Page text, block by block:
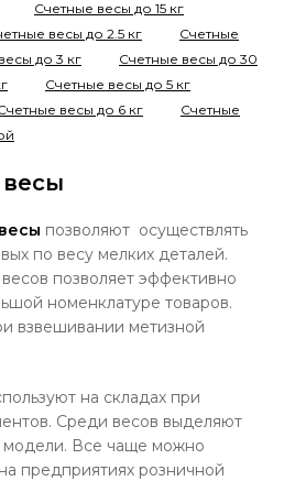
Счетные весы до 15 кг
весы до 2.5 кг
Счетные
до 3 кг
Счетные весы до 30
Счетные весы до 5 кг
весы до 6 кг
Счетные
позволяют осуществлять
по весу мелких деталей.
позволяет эффективно
номенклатуре товаров.
взвешивании метизной
на складах при
Среди весов выделяют
модели. Все чаще можно
предприятиях розничной